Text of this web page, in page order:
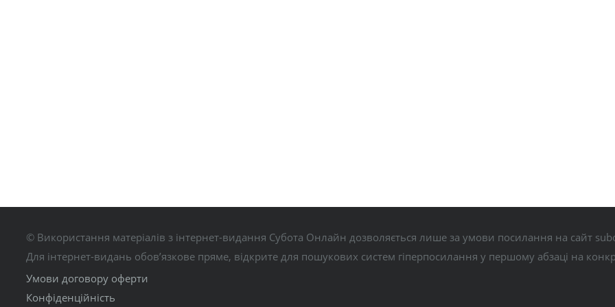
© Використання матеріалів з інтернет-видання Субота Онлайн дозволяється лише за умови посилання на сайт
Для інтернет-видань обов’язкове пряме, відкрите для пошукових систем гіперпосилання у першому абзаці на
Умови договору оферти
Конфіденційність